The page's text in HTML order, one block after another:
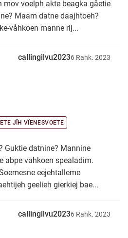
voelph akte beagka gåetie
Maam datne daajhtoeh?
våhkoen manne rij...
callingilvu20236 Rahk. 2023
JÏH VÏENESVOETE
Guktie datnine? Mannine
abpe våhkoen spealadim.
eejehtalleme
geelieh gierkiej bae...
callingilvu20236 Rahk. 2023